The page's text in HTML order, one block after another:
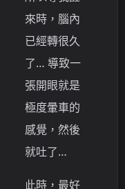
來時，腦內
已經轉很久
了… 導致一
張開眼就是
極度暈車的
感覺，然後
就吐了…
此時，最好